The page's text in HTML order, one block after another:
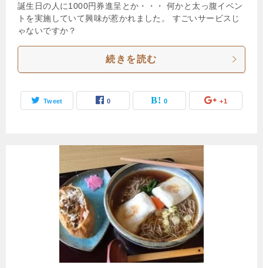
誕生日の人に1000円券進呈とか・・・ 何かと太っ腹イベン
トを実施していて興味が惹かれました。 すごいサービスじ
ゃないですか？
続きを読む
Tweet 0 0 +1